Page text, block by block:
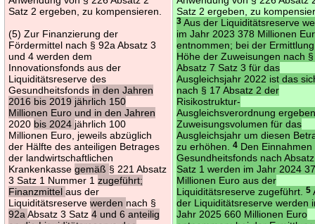
Satz 2 ergeben, zu kompensieren.
(5) Zur Finanzierung der
Fördermittel nach § 92a Absatz 3
und 4 werden dem
Innovationsfonds aus der
Liquiditätsreserve des
Gesundheitsfonds in den Jahren
2016 bis 2019 jährlich 150
Millionen Euro und in den Jahren
2020 bis 2024 jährlich 100
Millionen Euro, jeweils abzüglich
der Hälfte des anteiligen Betrages
der landwirtschaftlichen
Krankenkassegemäß § 221 Absatz
3 Satz 1 Nummer 1zugeführt;
Finanzmittelaus der
Liquiditätsreservewerden nach §
92aAbsatz 3 Satz4 und 6 anteilig
Satz 2 ergeben, zu
3 Aus der Liquiditätsreserve
im Jahr 2023 378 Millionen
entnommen; bei der
Höhe der Zuweisungen nach
Absatz 7 Satz 3 für das
Ausgleichsjahr 2022 ist das
nach § 17 Absatz 2 der
Risikostruktur-
Ausgleichsverordnung
Zuweisungsvolumen für das
Ausgleichsjahr um diesen
zu erhöhen.4 Den Einnahmen
Gesundheitsfonds nach
Satz 1 werden im Jahr 2024
Millionen Euro aus der
Liquiditätsreserve zugeführt.5
der Liquiditätsreserve werden
Jahr 2025 660 Millionen Euro